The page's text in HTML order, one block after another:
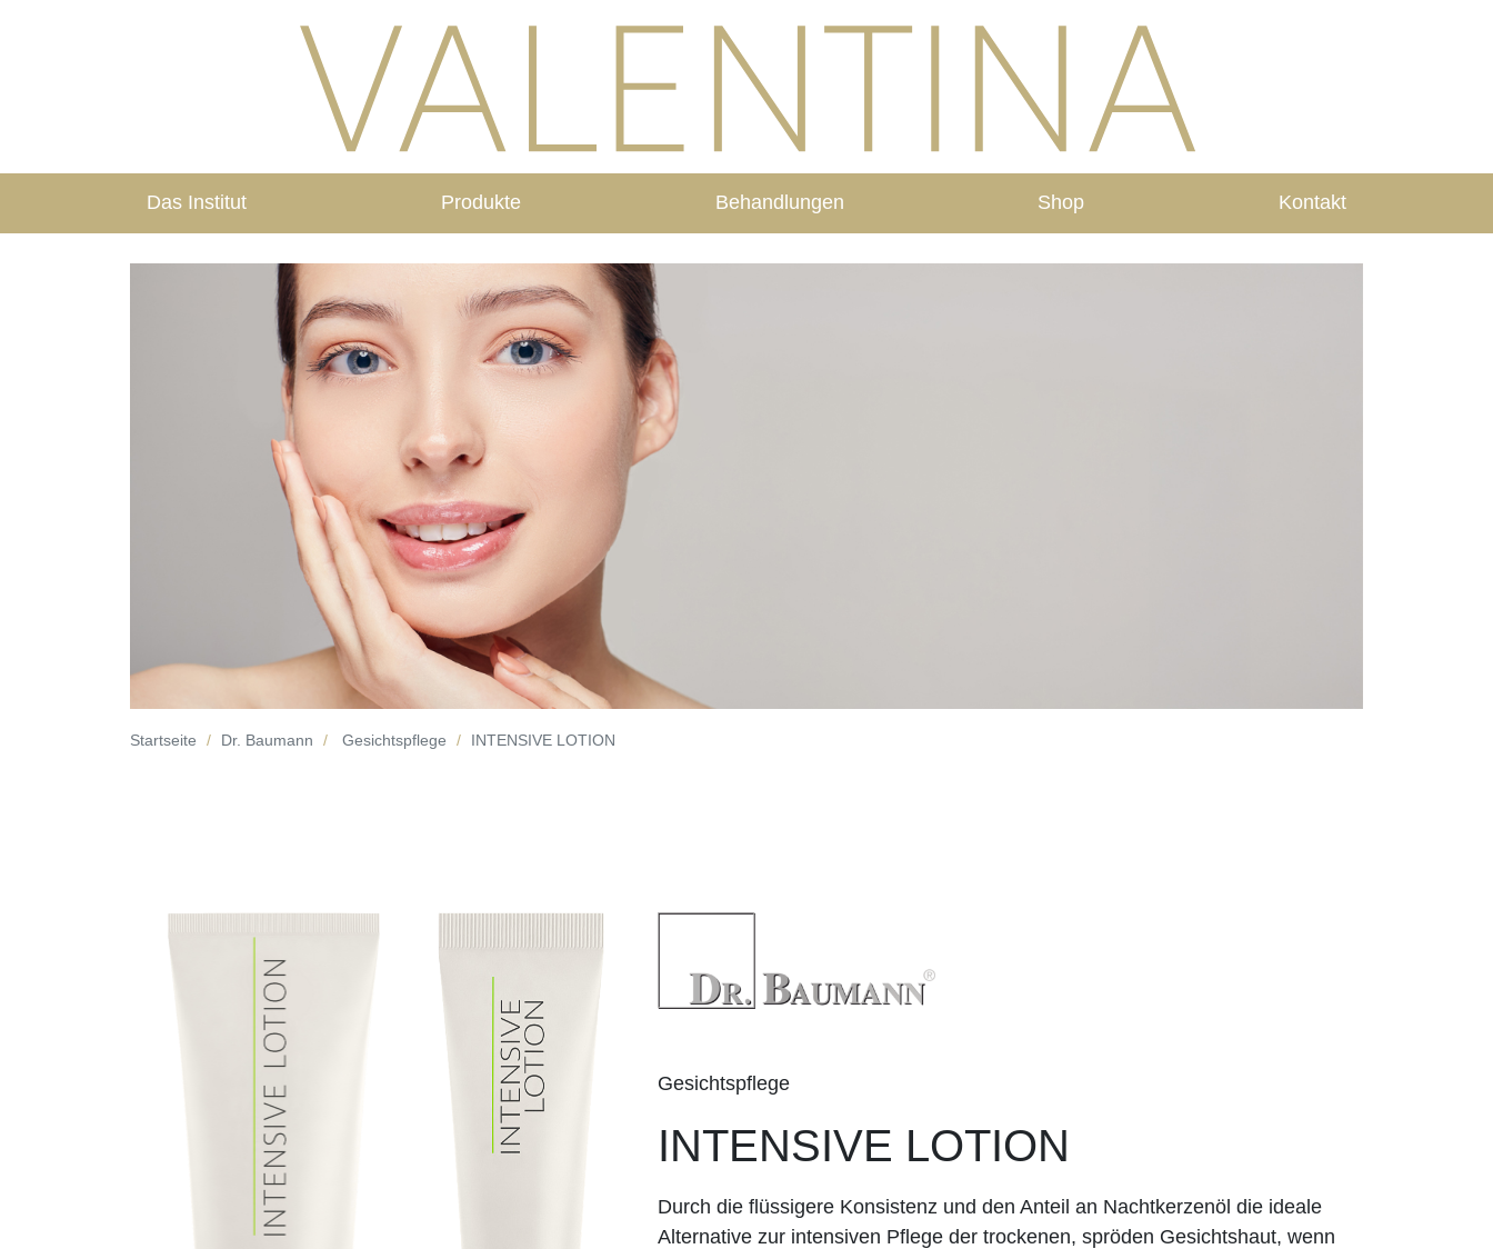
Das Institut Produkte Behandlungen Shop Kontakt
Startseite Dr. Baumann Gesichtspflege INTENSIVE LOTION
Gesichtspflege
INTENSIVE LOTION
Durch die flüssigere Konsistenz und den Anteil an Nachtkerzenöl die ideale
Alternative zur intensiven Pflege der trockenen, spröden Gesichtshaut, wenn